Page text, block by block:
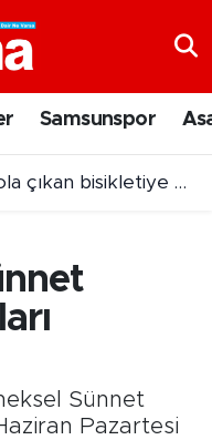
Samsunspor
otomobil çarptı
edecek takımlar belli oldu
Sünnet
Pazartesi
Fikstür